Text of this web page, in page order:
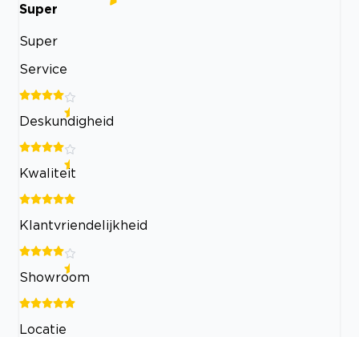
Super
Super
Service
Deskundigheid
Kwaliteit
Klantvriendelijkheid
Showroom
Locatie